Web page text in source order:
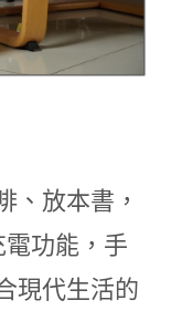
、放本書，
功能，手
現代生活的